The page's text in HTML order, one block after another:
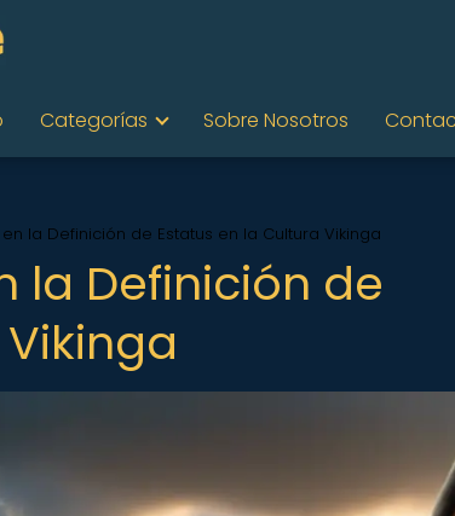
Categorías Sobre Nosotros
en la Definición de Estatus en la Cultura Vikinga
la Definición de